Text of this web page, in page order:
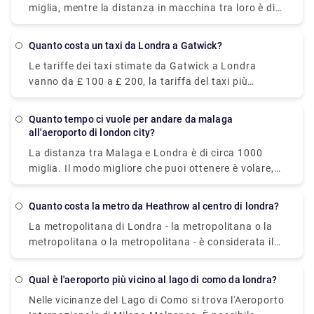
150. L'ostacolo principale è che ci vorrà molto più
tempo per raggiungere Berlino in treno e autobus
che in aereo, che impiega circa 20 ore. Pertanto, il
scegliere.
miglia, mentre la distanza in macchina tra loro è di
640 miglia. Puoi arrivarci prendendo il treno da
Nord, Gare du Nord, Montparnasse Bienvenüe e
Paris Montparnasse 1 Et 2 in circa 5,5 ore.
Quanto costa un taxi da Londra a Gatwick?
Le tariffe dei taxi stimate da Gatwick a Londra
vanno da £ 100 a £ 200, la tariffa del taxi più
economica può arrivare fino a £ 30. Una stazione
dell'aeroporto di Gatwick. I servizi taxi sono
beneficiare del nostro prezzo fisso e di un servizio
clienti eccezionale, ti suggeriamo di prenotare in
dall'aeroporto di Gatwick con Rydeu Pickups.
Compila il modulo sottostante e pianifica un viaggio
senza problemi.
Quanto tempo ci vuole per andare da malaga
all'aeroporto di london city?
La distanza tra Malaga e Londra è di circa 1000
miglia. Il modo migliore che puoi ottenere è volare,
una media di 3 voli a settimana con una durata del
economico con Ryanair (£ 50), British Airways (£
80) e EasyJet (£ 95). Se stai cercando un'opzione
per raggiungere l'aeroporto di London City oltre al
volo, opta per l'autobus e il treno via Saragozza, che
impiega circa 35 ore e costa € 200 - € 350.
Quanto costa la metro da Heathrow al centro di londra?
La metropolitana di Londra - la metropolitana o la
metropolitana o la metropolitana - è considerata il
modo più economico per viaggiare tra Heathrow e il
metropolitana da Heathrow (zona 6) al centro di
Londra (zona 1) costa circa £ 6 per gli adulti, o
Qual è l'aeroporto più vicino al lago di como da londra?
Nelle vicinanze del Lago di Como si trova l'Aeroporto